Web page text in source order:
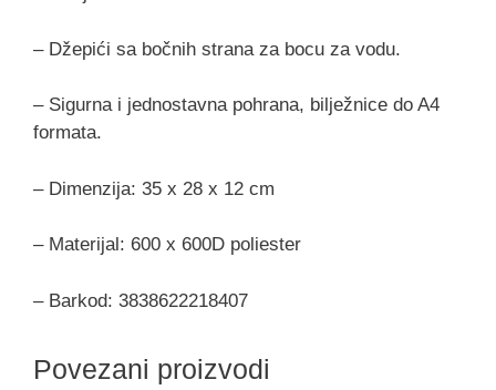
– Džepići sa bočnih strana za bocu za vodu.
– Sigurna i jednostavna pohrana, bilježnice do A4
formata.
– Dimenzija: 35 x 28 x 12 cm
– Materijal: 600 x 600D poliester
– Barkod: 3838622218407
Povezani proizvodi